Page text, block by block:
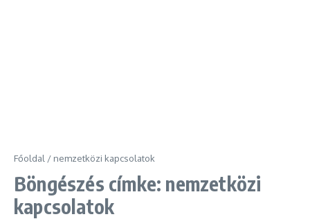
Főoldal / nemzetközi kapcsolatok
Böngészés címke: nemzetközi
kapcsolatok